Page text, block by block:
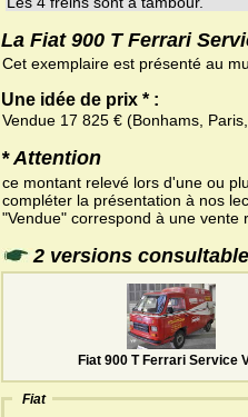
La Fiat 900 T Ferrari
Cet exemplaire est présenté au
Une idée de prix * :
Vendue 17 825 € (Bonhams,
* Attention
ce montant relevé lors d'une ou
compléter la présentation à nos
"Vendue" correspond à une vente
2 versions
Fiat 900 T Ferrari Service
Fiat